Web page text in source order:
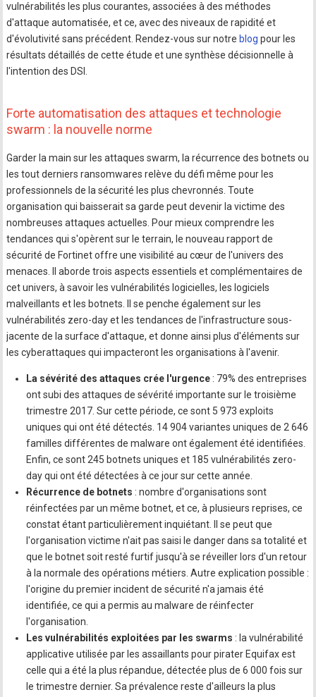
vulnérabilités les plus courantes, associées à des méthodes
d'attaque automatisée, et ce, avec des niveaux de rapidité et
d'évolutivité sans précédent. Rendez-vous sur notre blog pour les
résultats détaillés de cette étude et une synthèse décisionnelle à
l'intention des DSI.
Forte automatisation des attaques et technologie
swarm : la nouvelle norme
Garder la main sur les attaques swarm, la récurrence des botnets ou
les tout derniers ransomwares relève du défi même pour les
professionnels de la sécurité les plus chevronnés. Toute
organisation qui baisserait sa garde peut devenir la victime des
nombreuses attaques actuelles. Pour mieux comprendre les
tendances qui s'opèrent sur le terrain, le nouveau rapport de
sécurité de Fortinet offre une visibilité au cœur de l'univers des
menaces. Il aborde trois aspects essentiels et complémentaires de
cet univers, à savoir les vulnérabilités logicielles, les logiciels
malveillants et les botnets. Il se penche également sur les
vulnérabilités zero-day et les tendances de l'infrastructure sous-
jacente de la surface d'attaque, et donne ainsi plus d'éléments sur
les cyberattaques qui impacteront les organisations à l'avenir.
La sévérité des attaques crée l'urgence : 79% des entreprises
ont subi des attaques de sévérité importante sur le troisième
trimestre 2017. Sur cette période, ce sont 5 973 exploits
uniques qui ont été détectés. 14 904 variantes uniques de 2 646
familles différentes de malware ont également été identifiées.
Enfin, ce sont 245 botnets uniques et 185 vulnérabilités zero-
day qui ont été détectées à ce jour sur cette année.
Récurrence de botnets : nombre d'organisations sont
réinfectées par un même botnet, et ce, à plusieurs reprises, ce
constat étant particulièrement inquiétant. Il se peut que
l'organisation victime n'ait pas saisi le danger dans sa totalité et
que le botnet soit resté furtif jusqu'à se réveiller lors d'un retour
à la normale des opérations métiers. Autre explication possible :
l'origine du premier incident de sécurité n'a jamais été
identifiée, ce qui a permis au malware de réinfecter
l'organisation.
Les vulnérabilités exploitées par les swarms : la vulnérabilité
applicative utilisée par les assaillants pour pirater Equifax est
celle qui a été la plus répandue, détectée plus de 6 000 fois sur
le trimestre dernier. Sa prévalence reste d'ailleurs la plus